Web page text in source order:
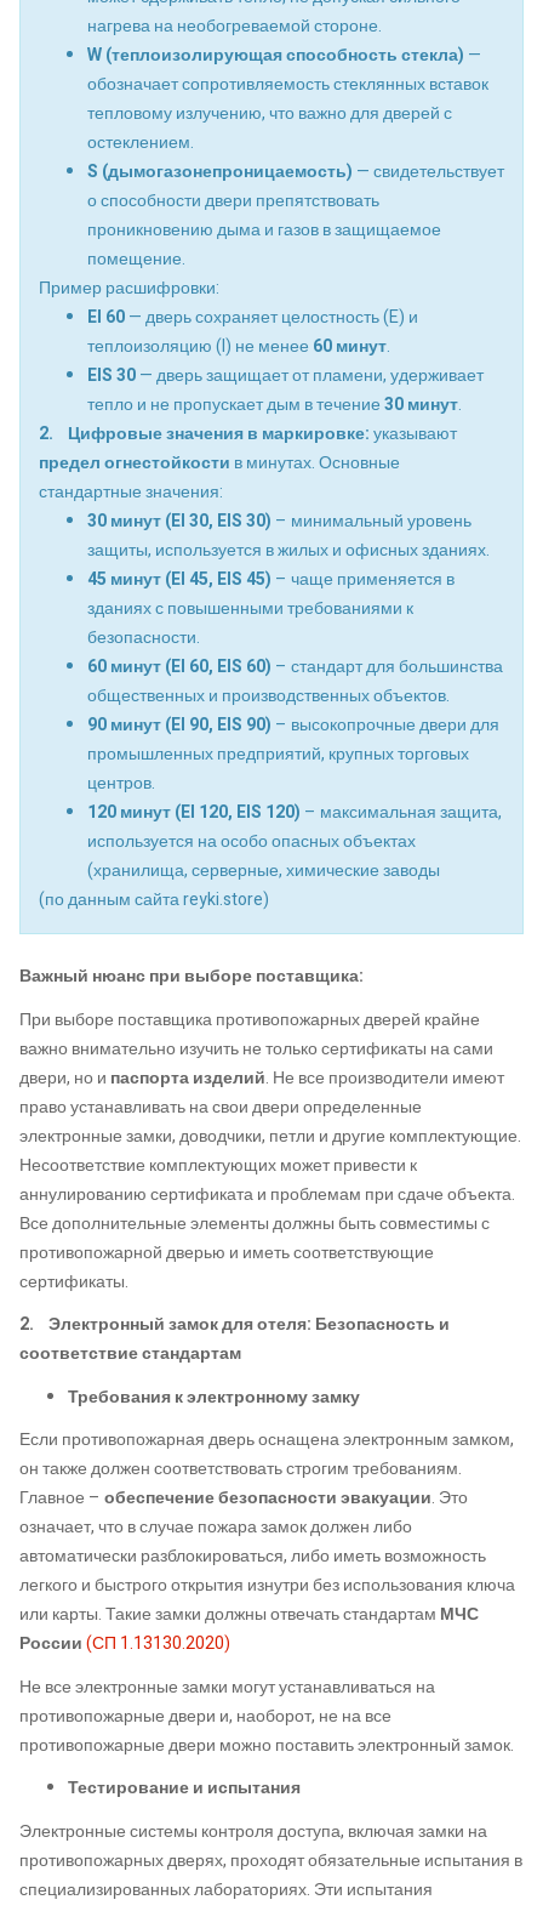
нагрева на необогреваемой стороне.
W (теплоизолирующая способность стекла) —
обозначает сопротивляемость стеклянных вставок
тепловому излучению, что важно для дверей с
остеклением.
S (дымогазонепроницаемость) — свидетельствует
о способности двери препятствовать
проникновению дыма и газов в защищаемое
помещение.
Пример расшифровки:
EI 60— дверь сохраняет целостность (E) и
теплоизоляцию (I) не менее 60 минут.
EIS 30— дверь защищает от пламени, удерживает
тепло и не пропускает дым в течение30 минут.
2. Цифровые значения в маркировке:указывают
предел огнестойкости в минутах. Основные
стандартные значения:
30 минут (EI 30, EIS 30) – минимальный уровень
защиты, используется в жилых и офисных зданиях.
45 минут (EI 45, EIS 45) – чаще применяется в
зданиях с повышенными требованиями к
безопасности.
60 минут (EI 60, EIS 60) – стандарт для большинства
общественных и производственных объектов.
90 минут (EI 90, EIS 90) – высокопрочные двери для
промышленных предприятий, крупных торговых
центров.
120 минут (EI 120, EIS 120) – максимальная защита,
используется на особо опасных объектах
(хранилища, серверные, химические заводы
(по данным сайта reyki.store)
Важный нюанс при выборе поставщика:
При выборе поставщика противопожарных дверей крайне
важно внимательно изучить не только сертификаты на сами
двери, но и паспорта изделий. Не все производители имеют
право устанавливать на свои двери определенные
электронные замки, доводчики, петли и другие комплектующие.
Несоответствие комплектующих может привести к
аннулированию сертификата и проблемам при сдаче объекта.
Все дополнительные элементы должны быть совместимы с
противопожарной дверью и иметь соответствующие
сертификаты.
2. Электронный замок для отеля: Безопасность и
соответствие стандартам
Требования к электронному замку
Если противопожарная дверь оснащена электронным замком,
он также должен соответствовать строгим требованиям.
Главное – обеспечение безопасности эвакуации. Это
означает, что в случае пожара замок должен либо
автоматически разблокироваться, либо иметь возможность
легкого и быстрого открытия изнутри без использования ключа
или карты. Такие замки должны отвечать стандартам МЧС
России(СП 1.13130.2020)
Не все электронные замки могут устанавливаться на
противопожарные двери и, наоборот, не на все
противопожарные двери можно поставить электронный замок.
Тестирование и испытания
Электронные системы контроля доступа, включая замки на
противопожарных дверях, проходят обязательные испытания в
специализированных лабораториях. Эти испытания